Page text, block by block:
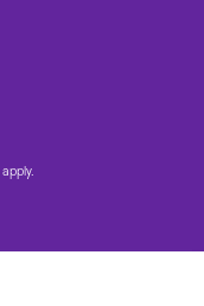
apply.